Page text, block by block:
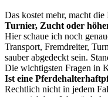
Das kostet mehr, macht die
Turnier, Zucht oder
Hier schaue ich noch
Transport, Fremdreiter,
sauber abgedeckt sein.
Die wichtigsten Fragen in
Ist eine
Rechtlich nicht in jedem